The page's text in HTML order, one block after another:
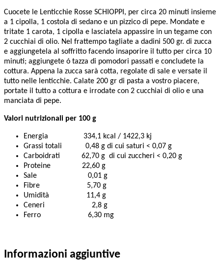
Cuocete le Lenticchie Rosse SCHIOPPI, per circa 20 minuti insieme
a 1 cipolla, 1 costola di sedano e un pizzico di pepe. Mondate e
tritate 1 carota, 1 cipolla e lasciatela appassire in un tegame con
2 cucchiai di olio. Nel frattempo tagliate a dadini 500 gr. di zucca
e aggiungetela al soffritto facendo insaporire il tutto per circa 10
minuti; aggiungete ó tazza di pomodori passati e concludete la
cottura. Appena la zucca sarà cotta, regolate di sale e versate il
tutto nelle lenticchie. Calate 200 gr di pasta a vostro piacere,
portate il tutto a cottura e irrodate con 2 cucchiai di olio e una
manciata di pepe.
Valori nutrizionali per 100 g
Energia 334,1 kcal / 1422,3 kj
Grassi totali 0,48 g di cui saturi < 0,07 g
Carboidrati 62,70 g di cui zuccheri < 0,20 g
Proteine 22,60 g
Sale 0,01 g
Fibre 5,70 g
Umidità 11,4 g
Ceneri 2,8 g
Ferro 6,30 mg
Informazioni aggiuntive